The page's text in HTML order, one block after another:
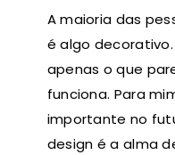
A maioria das
é algo
apenas o que
funciona. Para
importante no
design é a alma